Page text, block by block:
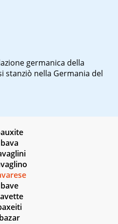
germanica della
stanziò nella Germania del
bava
bave
bazar